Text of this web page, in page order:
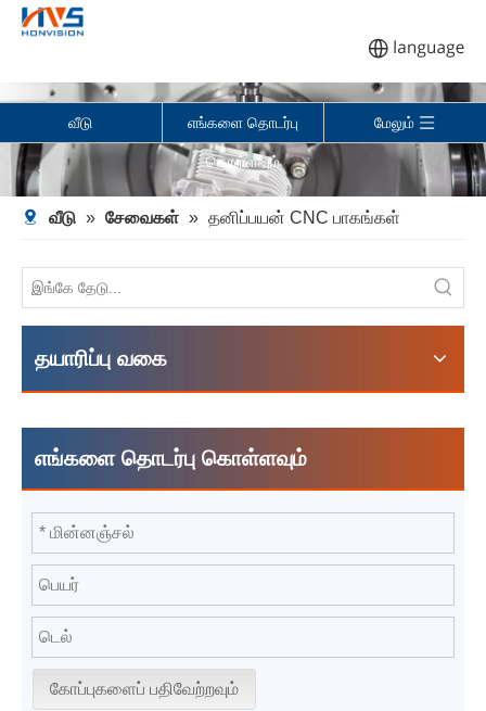
வீடு எங்களை தொடர்பு
கொள்ளவும்
மேலும்
வீடு » சேவைகள் » தனிப்பயன் CNC பாகங்கள்
தயாரிப்பு வகை
எங்களை தொடர்பு கொள்ளவும்
கோப்புகளைப் பதிவேற்றவும்